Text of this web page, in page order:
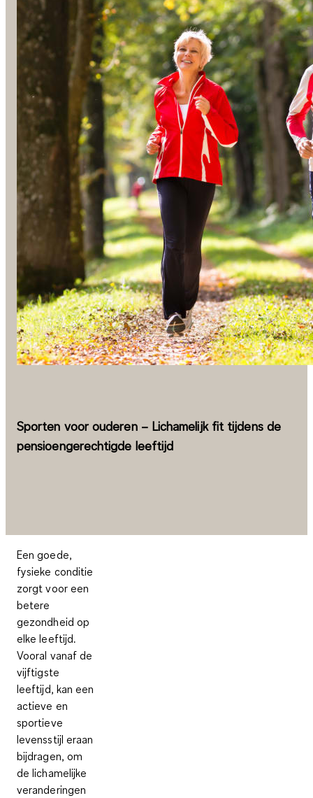
Sporten voor ouderen – Lichamelijk fit tijdens de
pensioengerechtigde leeftijd
Een goede,
fysieke conditie
zorgt voor een
betere
gezondheid op
elke leeftijd.
Vooral vanaf de
vijftigste
leeftijd, kan een
actieve en
sportieve
levensstijl eraan
bijdragen, om
de lichamelijke
veranderingen